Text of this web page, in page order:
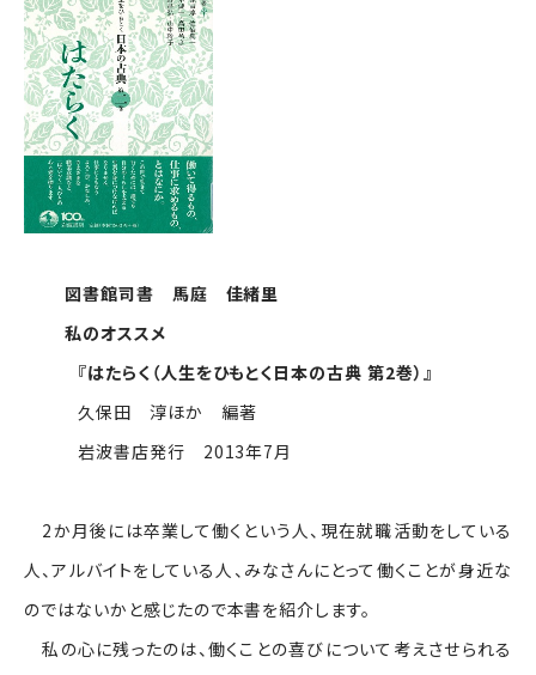
図書館司書 馬庭 佳緒里
私のオススメ
『はたらく（人生をひもとく日本の古典 第2巻）』
久保田 淳ほか 編著
岩波書店発行 2013年7月
2か月後には卒業して働くという人、現在就職活動をしている
人、アルバイトをしている人、みなさんにとって働くことが身近な
のではないかと感じたので本書を紹介します。
私の心に残ったのは、働くことの喜びについて考えさせられる